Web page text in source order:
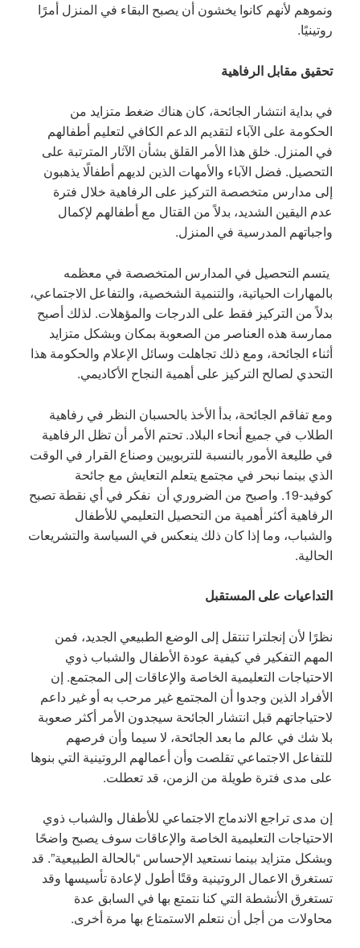
ونموهم لأنهم كانوا يخشون أن يصبح البقاء في المنزل أمرًا
روتينيًا.
تحقيق مقابل الرفاهية
في بداية انتشار الجائحة، كان هناك ضغط متزايد من
الحكومة على الآباء لتقديم الدعم الكافي لتعليم أطفالهم
في المنزل. خلق هذا الأمر القلق بشأن الآثار المترتبة على
التحصيل. فضل الآباء والأمهات الذين لديهم أطفالًا يذهبون
إلى مدارس متخصصة التركيز على الرفاهية خلال فترة
عدم اليقين الشديد، بدلاً من القتال مع أطفالهم لإكمال
واجباتهم المدرسية في المنزل.
يتسم التحصيل في المدارس المتخصصة في معظمه
بالمهارات الحياتية، والتنمية الشخصية، والتفاعل الاجتماعي،
بدلاً من التركيز فقط على الدرجات والمؤهلات. لذلك أصبح
ممارسة هذه العناصر من الصعوبة بمكان وبشكل متزايد
أثناء الجائحة، ومع ذلك تجاهلت وسائل الإعلام والحكومة هذا
التحدي لصالح التركيز على أهمية النجاح الأكاديمي.
ومع تفاقم الجائحة، بدأ الأخذ بالحسبان النظر في رفاهية
الطلاب في جميع أنحاء البلاد. تحتم الأمر أن تظل الرفاهية
في طليعة الأمور بالنسبة للتربويين وصناع القرار في الوقت
الذي بينما نبحر في مجتمع يتعلم التعايش مع جائحة
كوفيد-19. واصبح من الضروري أن نفكر في أي نقطة تصبح
الرفاهية أكثر أهمية من التحصيل التعليمي للأطفال
والشباب، وما إذا كان ذلك ينعكس في السياسة والتشريعات
الحالية.
التداعيات على المستقبل
نظرًا لأن إنجلترا تنتقل إلى الوضع الطبيعي الجديد، فمن
المهم التفكير في كيفية عودة الأطفال والشباب ذوي
الاحتياجات التعليمية الخاصة والإعاقات إلى المجتمع. إن
الأفراد الذين وجدوا أن المجتمع غير مرحب به أو غير داعم
لاحتياجاتهم قبل انتشار الجائحة سيجدون الأمر أكثر صعوبة
بلا شك في عالم ما بعد الجائحة، لا سيما وأن فرصهم
للتفاعل الاجتماعي تقلصت وأن أعمالهم الروتينية التي بنوها
على مدى فترة طويلة من الزمن، قد تعطلت.
إن مدى تراجع الاندماج الاجتماعي للأطفال والشباب ذوي
الاحتياجات التعليمية الخاصة والإعاقات سوف يصبح واضحًا
وبشكل متزايد بينما نستعيد الإحساس “بالحالة الطبيعية”. قد
تستغرق الاعمال الروتينية وقتًا أطول لإعادة تأسيسها وقد
تستغرق الأنشطة التي كنا نتمتع بها في السابق عدة
محاولات من أجل أن نتعلم الاستمتاع بها مرة أخرى.